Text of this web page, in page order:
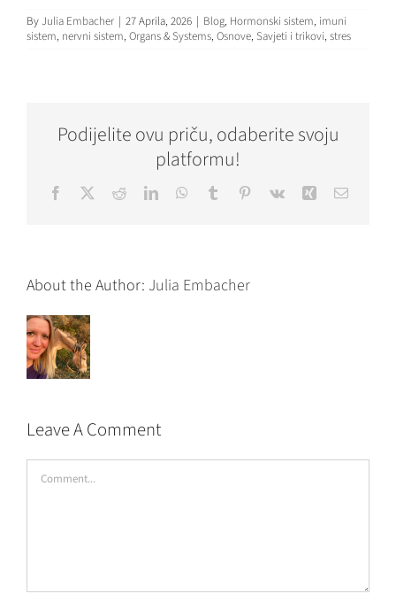
ByJulia Embacher | 27 Aprila, 2026 | Blog, Hormonski sistem, imuni
sistem, nervni sistem, Organs & Systems, Osnove, Savjeti i trikovi, stres
Podijelite ovu priču, odaberite svoju
platformu!
Facebook RedditLinkedInWhatsApp
Tumblr Pinterest
Vk Xing Email
About the Author: Julia Embacher
Leave A Comment